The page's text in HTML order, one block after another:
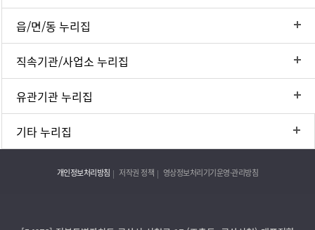
읍/면/동 누리집
직속기관/사업소 누리집
유관기관 누리집
기타 누리집
개인정보처리방침 저작권 정책 영상정보처리기기운영·관리방침